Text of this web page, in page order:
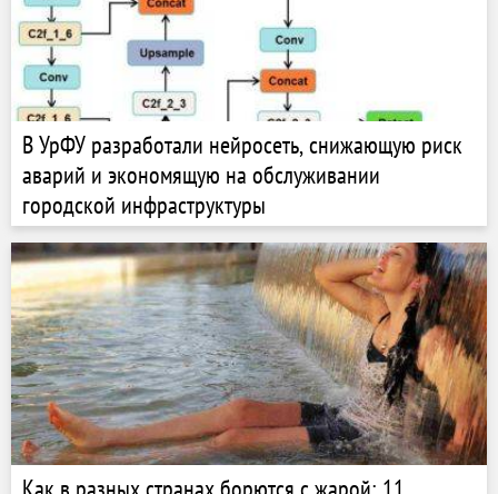
В УрФУ разработали нейросеть, снижающую риск
аварий и экономящую на обслуживании
городской инфраструктуры